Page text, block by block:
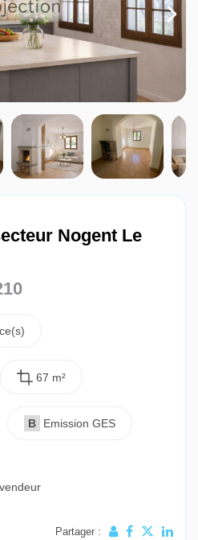
Nogent Le
67 m²
B Emission GES
Partager :